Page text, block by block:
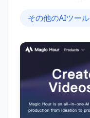
その他のAIツール